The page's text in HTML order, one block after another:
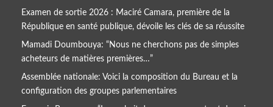
Examen de sortie 2026 : Maciré Camara, première de la
République en santé publique, dévoile les clés de sa réussite
Mamadi Doumbouya: “Nous ne cherchons pas de simples
acheteurs de matières premières…”
Assemblée nationale: Voici la composition du Bureau et la
configuration des groupes parlementaires